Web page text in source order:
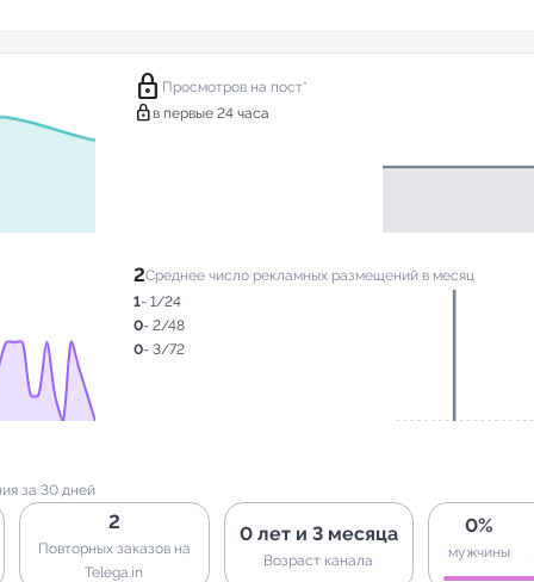
lock Просмотров на пост*
lock в первые 24 часа
2Среднее число рекламных размещений в месяц
1- 1/24
0- 2/48
0- 3/72
за 30 дней
2
Повторных заказов на
Telega.in
0 лет и 3 месяца
Возраст канала
0%
мужчины